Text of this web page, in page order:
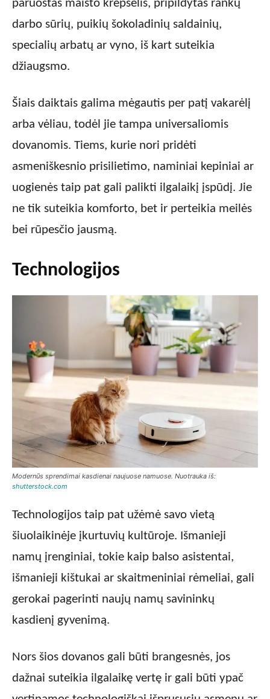
paruoštas maisto krepšelis, pripildytas rankų
darbo sūrių, puikių šokoladinių saldainių,
specialių arbatų ar vyno, iš kart suteikia
džiaugsmo.
Šiais daiktais galima mėgautis per patį vakarėlį
arba vėliau, todėl jie tampa universaliomis
dovanomis. Tiems, kurie nori pridėti
asmeniškesnio prisilietimo, naminiai kepiniai ar
uogienės taip pat gali palikti ilgalaikį įspūdį. Jie
ne tik suteikia komforto, bet ir perteikia meilės
bei rūpesčio jausmą.
Technologijos
Modernūs sprendimai kasdienai naujuose namuose. Nuotrauka iš:
shutterstock.com
Technologijos taip pat užėmė savo vietą
šiuolaikinėje įkurtuvių kultūroje. Išmanieji
namų įrenginiai, tokie kaip balso asistentai,
išmanieji kištukai ar skaitmeniniai rėmeliai, gali
gerokai pagerinti naujų namų savininkų
kasdienį gyvenimą.
Nors šios dovanos gali būti brangesnės, jos
dažnai suteikia ilgalaikę vertę ir gali būti ypač